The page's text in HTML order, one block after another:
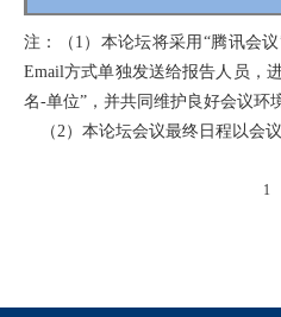
注：（ 1 ） 本论坛将采用 “腾讯会议
Email方式单独发送给报告人员，
名-单位”，并共同 维护 良好会议环
（2） 本论坛会议最终日程以会议
1